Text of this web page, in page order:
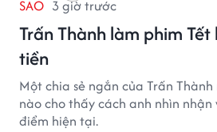
SAO 3 giờ trước
Trấn Thành làm phim
tiền
Một chia sẻ ngắn của Trấn
nào cho thấy cách anh nhìn
điểm hiện tại.